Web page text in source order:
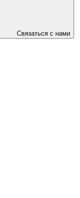
Связаться с нами